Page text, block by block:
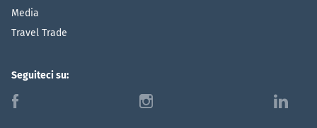
Media
Travel Trade
Seguiteci su:
f i l